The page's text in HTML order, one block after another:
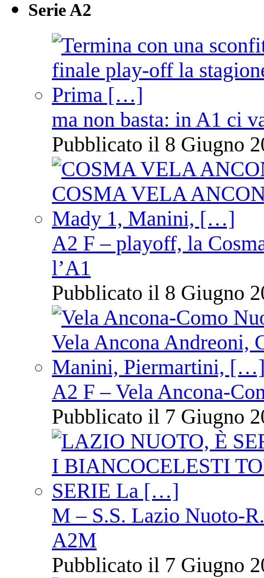
Serie A2
ma non basta: in A1 ci
Pubblicato il 8 Giugno
A2 F – playoff, la
l’A1
Pubblicato il 8 Giugno
A2 F – Vela Ancona-
Pubblicato il 7 Giugno
M – S.S. Lazio Nuoto-
A2M
Pubblicato il 7 Giugno